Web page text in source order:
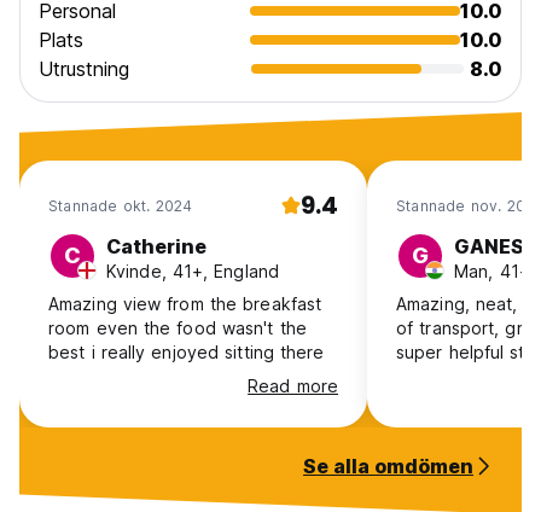
Personal
10.0
Plats
10.0
Utrustning
8.0
Stannade okt. 2024 9.4
C Catherine
Kvinde, 41+, England
Amazing view from the breakfast
room even the food wasn't the
best i really enjoyed sitting there
Read more
Stannade nov.
G GANESH
Man, 41+,
Amazing, neat,
of transport,
super helpful
Se alla omdömen